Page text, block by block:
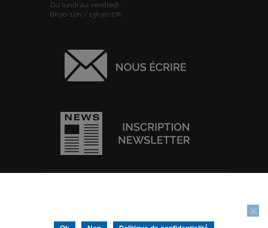
Du lundi au vendredi :
8h30-12h / 13h30-17h
Tous droits réservés © Ville de Thouars -